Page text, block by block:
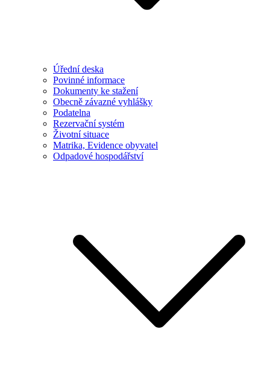
Úřední deska
Povinné informace
Dokumenty ke stažení
Obecně závazné vyhlášky
Podatelna
Rezervační systém
Životní situace
Matrika, Evidence obyvatel
Odpadové hospodářství